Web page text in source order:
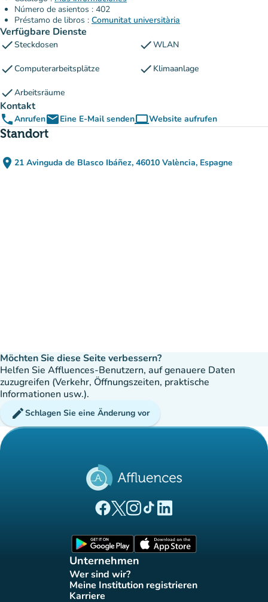
Número de asientos : 402
Préstamo de libros : Comunitat universitària
Verfügbare Dienste
checkSteckdosen checkWLAN
checkComputerarbeitsplätze check Klimaanlage
checkArbeitsräume
Kontakt
phoneAnrufenemailEine E-Mail sendencomputerWebsite aufrufen
(new tab)
Standort
place 21 Avinguda de Blasco Ibáñez, 46010 València, Espagne
(in Google Maps öffnen)
(new tab)
Möchten Sie diese Seite verbessern?
Helfen Sie Affluences-Benutzern, auf genauere Daten
zuzugreifen (Verkehr, Öffnungszeiten, praktische
Informationen usw.).
editSchlagen Sie eine Änderung vor
(new tab)
(new tab)
(new tab)(new tab)
(new tab)
Unternehmen
Wer sind wir?
(new tab)
Meine Institution registrieren
(new tab)
Karriere